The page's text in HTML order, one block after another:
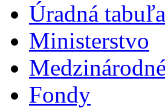
Úradná tabuľa
Ministerstvo
Fondy